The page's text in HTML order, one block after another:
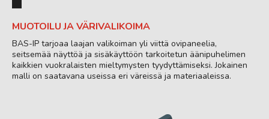
MUOTOILU JA VÄRIVALIKOIMA
BAS-IP tarjoaa laajan valikoiman yli viittä ovipaneelia,
seitsemää näyttöä ja sisäkäyttöön tarkoitetun äänipuhelimen
kaikkien vuokralaisten mieltymysten tyydyttämiseksi. Jokainen
malli on saatavana useissa eri väreissä ja materiaaleissa.